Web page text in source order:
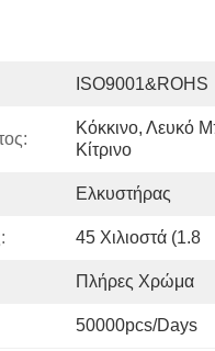
ISO9001&ROHS
Κόκκινο, Λευκό
Κίτρινο
Ελκυστήρας
45 Χιλιοστά (1.8
Πλήρες Χρώμα
50000pcs/days